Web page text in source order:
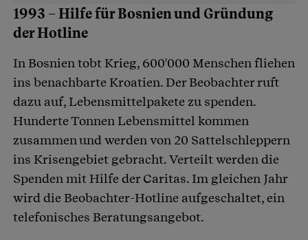
1993 – Hilfe für Bosnien und Gründung
der Hotline
In Bosnien tobt Krieg, 600'000 Menschen fliehen
ins benachbarte Kroatien. Der Beobachter ruft
dazu auf, Lebensmittelpakete zu spenden.
Hunderte Tonnen Lebensmittel kommen
zusammen und werden von 20 Sattelschleppern
ins Krisengebiet gebracht. Verteilt werden die
Spenden mit Hilfe der Caritas. Im gleichen Jahr
wird die Beobachter-Hotline aufgeschaltet, ein
telefonisches Beratungsangebot.